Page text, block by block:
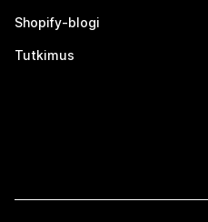
Shopify-blogi
Tutkimus